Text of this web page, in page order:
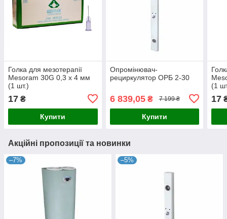
Голка для мезотерапії
Mesoram 30G 0,3 х 4 мм
(1 шт.)
17 ₴
Купити
Опромінювач-
рециркулятор ОРБ 2-30
6 839,05₴ 7 199 ₴
Купити
(1
17
Акційні пропозиції та новинки
–7% –5%